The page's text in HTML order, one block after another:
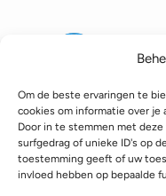
Om de beste ervaringen te
cookies om informatie over je
Door in te stemmen met
surfgedrag of unieke ID's op
toestemming geeft of uw
invloed hebben op bepaalde
BTW: BE0771.941.935
© 2025 DroneDepot.